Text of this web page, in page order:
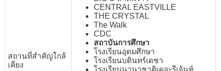
สถานที่สำคัญใกล้
เคียง
CENTRAL EASTVILLE
THE CRYSTAL
The Walk
CDC
สถาบันการศึกษา
โรงเรียนอุดมศึกษา
โรงเรียนบดินทร์เดชา